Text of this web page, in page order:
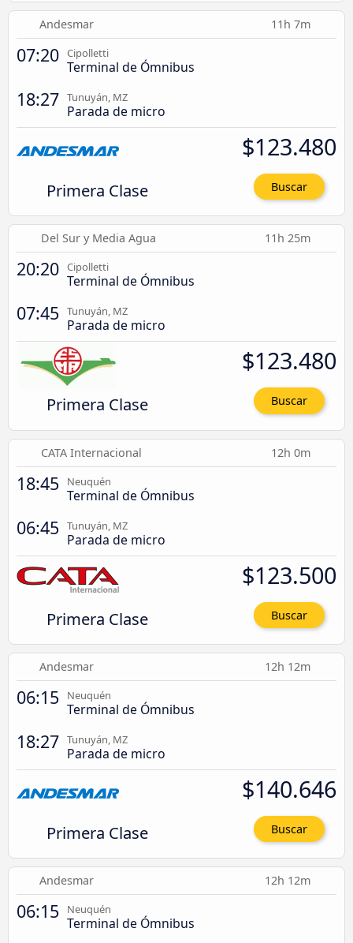
Andesmar 11h 7m
07:20 Cipolletti
Terminal de Ómnibus
18:27 Tunuyán, MZ
Parada de micro
Primera Clase
$123.480
Buscar
Del Sur y Media Agua 11h 25m
20:20 Cipolletti
Terminal de Ómnibus
07:45 Tunuyán, MZ
Parada de micro
Primera Clase
$123.480
Buscar
CATA Internacional 12h 0m
18:45 Neuquén
Terminal de Ómnibus
06:45 Tunuyán, MZ
Parada de micro
Primera Clase
$123.500
Buscar
Andesmar 12h 12m
06:15 Neuquén
Terminal de Ómnibus
18:27 Tunuyán, MZ
Parada de micro
Primera Clase
$140.646
Buscar
Andesmar 12h 12m
06:15 Neuquén
Terminal de Ómnibus